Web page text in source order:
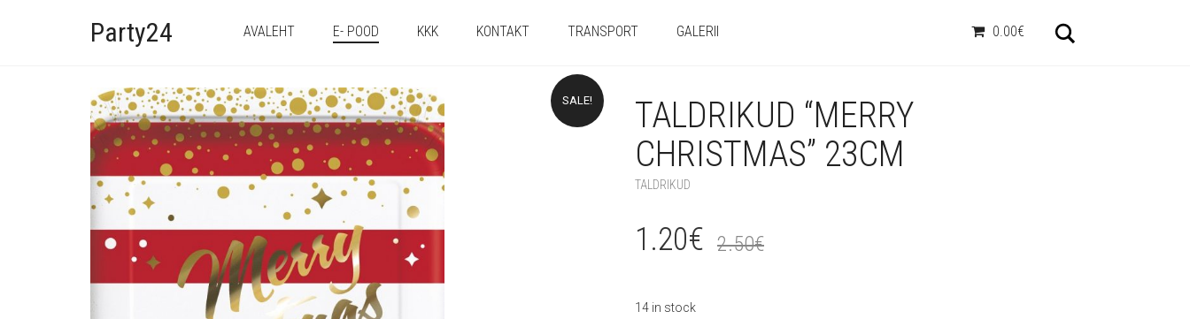
Party24 AVALEHT E- POOD KKK KONTAKT TRANSPORT GALERII 0.00€
SALE!
TALDRIKUD “MERRY
CHRISTMAS” 23CM
TALDRIKUD
2.50€
1.20€
14 in stock